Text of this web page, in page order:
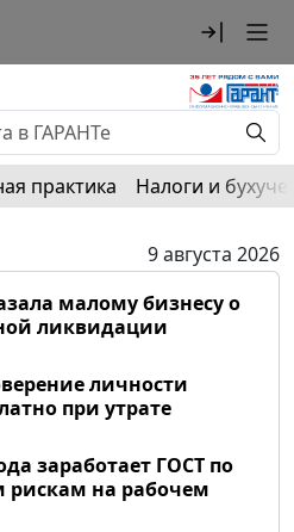
практика Налоги и
9 августа 2026
малому бизнесу о
ликвидации
личности
при утрате
заработает ГОСТ по
рискам на рабочем